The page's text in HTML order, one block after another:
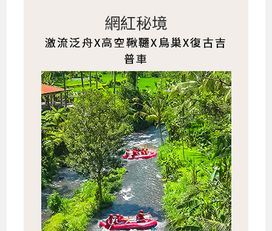
網紅秘境
激流泛舟X高空鞦韆X鳥巢X復古吉
普車